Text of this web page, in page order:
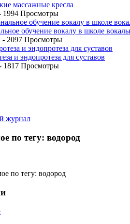
массажные кресла
1994 Просмотры
обучение вокалу в школе
- 2097 Просмотры
и эндопротеза для суставов
1817 Просмотры
по тегу: водород
по тегу: водород